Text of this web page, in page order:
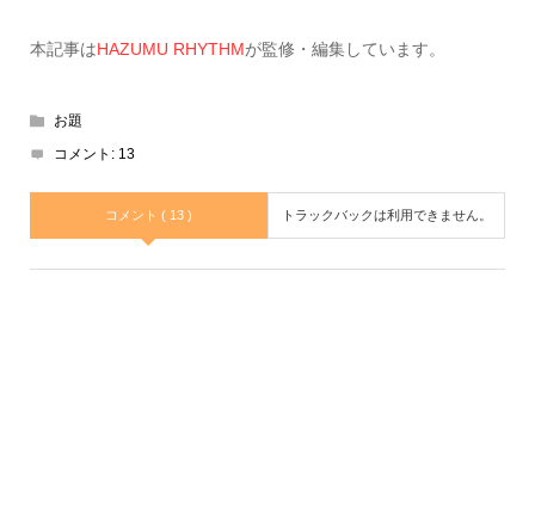
本記事はHAZUMU RHYTHMが監修・編集しています。
お題
コメント: 13
コメント ( 13 ) トラックバックは利用できません。